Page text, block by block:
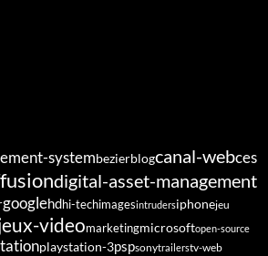
systembezierblogcanal-webces
digital-asset-management
googlehdhi-techimagesintrudersiphonejeu
videomarketingmicrosoftopen-source
playstation-3pspsonytrailerstv-web